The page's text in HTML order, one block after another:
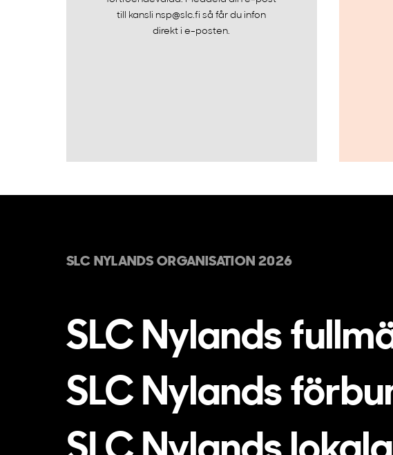
till kansli nsp@slc.fi så får du infon
direkt i e-posten.
SLC NYLANDS ORGANISATION 2026
SLC Nylands
SLC Nylands